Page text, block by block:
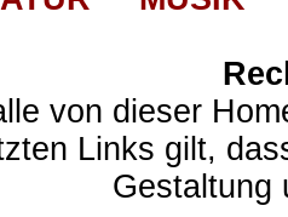
von dieser
Links gilt,
Gestaltung